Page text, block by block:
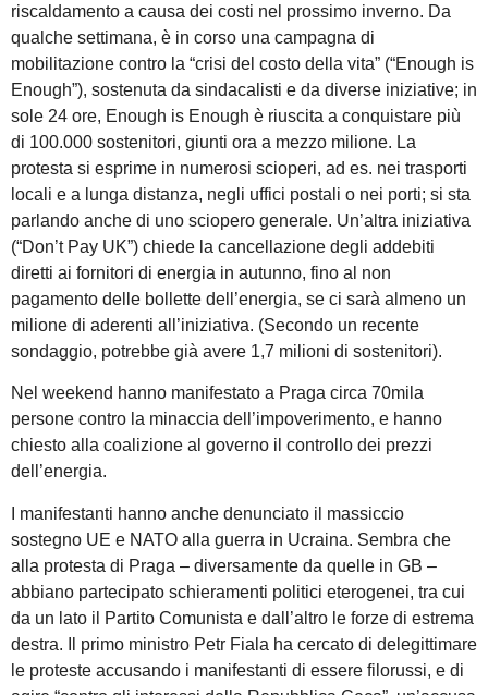
riscaldamento a causa dei costi nel prossimo inverno. Da
qualche settimana, è in corso una campagna di
mobilitazione contro la “crisi del costo della vita” (“Enough is
Enough”), sostenuta da sindacalisti e da diverse iniziative; in
sole 24 ore, Enough is Enough è riuscita a conquistare più
di 100.000 sostenitori, giunti ora a mezzo milione. La
protesta si esprime in numerosi scioperi, ad es. nei trasporti
locali e a lunga distanza, negli uffici postali o nei porti; si sta
parlando anche di uno sciopero generale. Un’altra iniziativa
(“Don’t Pay UK”) chiede la cancellazione degli addebiti
diretti ai fornitori di energia in autunno, fino al non
pagamento delle bollette dell’energia, se ci sarà almeno un
milione di aderenti all’iniziativa. (Secondo un recente
sondaggio, potrebbe già avere 1,7 milioni di sostenitori).
Nel weekend hanno manifestato a Praga circa 70mila
persone contro la minaccia dell’impoverimento, e hanno
chiesto alla coalizione al governo il controllo dei prezzi
dell’energia.
I manifestanti hanno anche denunciato il massiccio
sostegno UE e NATO alla guerra in Ucraina. Sembra che
alla protesta di Praga – diversamente da quelle in GB –
abbiano partecipato schieramenti politici eterogenei, tra cui
da un lato il Partito Comunista e dall’altro le forze di estrema
destra. Il primo ministro Petr Fiala ha cercato di delegittimare
le proteste accusando i manifestanti di essere filorussi, e di